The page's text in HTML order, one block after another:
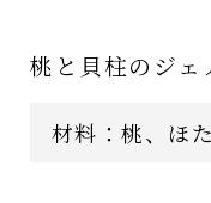
桃と貝柱のジェ
材料：桃、ほ